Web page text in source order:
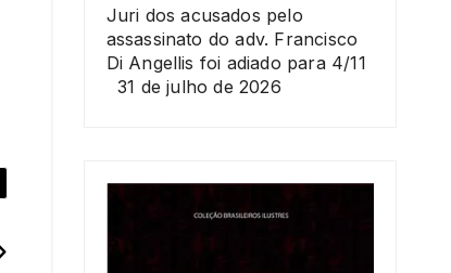
Juri dos acusados pelo
assassinato do adv. Francisco
Di Angellis foi adiado para 4/11
31 de julho de 2026